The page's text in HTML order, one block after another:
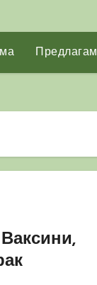
Предлагам